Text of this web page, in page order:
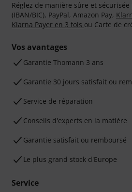
Réglez de manière sûre et
(IBAN/BIC), PayPal, Amazon Pay,
Klarna Payer en 3 fois ou Carte de
Vos avantages
Ga­ran­tie Thomann 3 ans
Garantie 30 jours satisfait ou
Service de réparation
Conseils d'experts en la matière
Garantie satisfait ou remboursé
Le plus grand stock d'Europe
Service